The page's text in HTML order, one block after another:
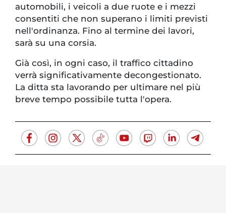
automobili, i veicoli a due ruote e i mezzi
consentiti che non superano i limiti previsti
nell'ordinanza. Fino al termine dei lavori,
sarà su una corsia.
Già così, in ogni caso, il traffico cittadino
verrà significativamente decongestionato.
La ditta sta lavorando per ultimare nel più
breve tempo possibile tutta l'opera.